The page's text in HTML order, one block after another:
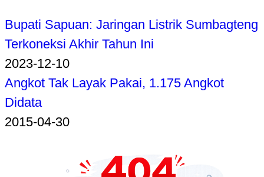
Bupati Sapuan: Jaringan Listrik Sumbagteng
Terkoneksi Akhir Tahun Ini
2023-12-10
Angkot Tak Layak Pakai, 1.175 Angkot
Didata
2015-04-30